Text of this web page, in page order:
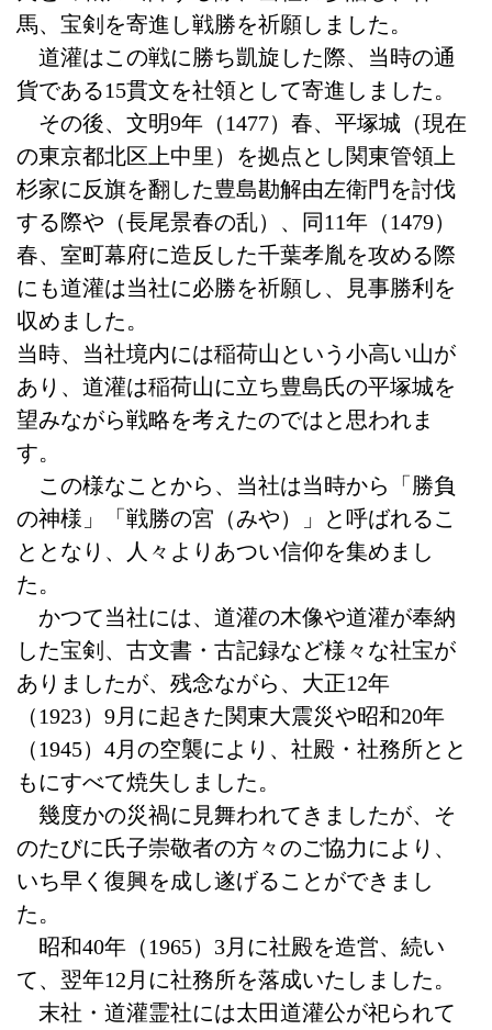
馬、宝剣を寄進し戦勝を祈願しました。
道灌はこの戦に勝ち凱旋した際、当時の通
貨である15貫文を社領として寄進しました。
その後、文明9年（1477）春、平塚城（現在
の東京都北区上中里）を拠点とし関東管領上
杉家に反旗を翻した豊島勘解由左衛門を討伐
する際や（長尾景春の乱）、同11年（1479）
春、室町幕府に造反した千葉孝胤を攻める際
にも道灌は当社に必勝を祈願し、見事勝利を
収めました。
当時、当社境内には稲荷山という小高い山が
あり、道灌は稲荷山に立ち豊島氏の平塚城を
望みながら戦略を考えたのではと思われま
す。
この様なことから、当社は当時から「勝負
の神様」「戦勝の宮（みや）」と呼ばれるこ
ととなり、人々よりあつい信仰を集めまし
た。
かつて当社には、道灌の木像や道灌が奉納
した宝剣、古文書・古記録など様々な社宝が
ありましたが、残念ながら、大正12年
（1923）9月に起きた関東大震災や昭和20年
（1945）4月の空襲により、社殿・社務所とと
もにすべて焼失しました。
幾度かの災禍に見舞われてきましたが、そ
のたびに氏子崇敬者の方々のご協力により、
いち早く復興を成し遂げることができまし
た。
昭和40年（1965）3月に社殿を造営、続い
て、翌年12月に社務所を落成いたしました。
末社・道灌霊社には太田道灌公が祀られて